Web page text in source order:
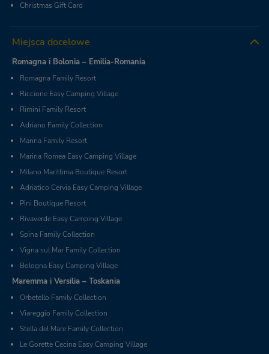
Christmas Gift Card
Miejsca docelowe
Romagna i Bolonia – Emilia-Romania
Romagna Family Resort
Riccione Easy Camping Village
Rimini Family Resort
Adriano Family Collection
Marina Family Resort
Marina Romea Easy Camping Village
Milano Marittima Boutique Resort
Adriatico Cervia Easy Camping Village
Pini Boutique Resort
Rivaverde Easy Camping Village
Spina Family Collection
Vigna sul Mar Family Collection
Bologna Easy Camping Village
Maremma i Versilia – Toskania
Orbetello Family Collection
Viareggio Family Collection
Stella del Mare Family Collection
Le Gorette Cecina Easy Camping Village